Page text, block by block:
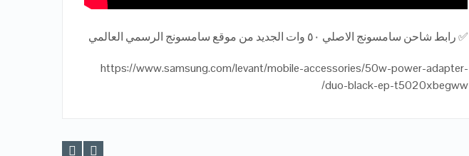
✅ رابط شاحن سامسونج الاصلي ٥٠ وات الجديد من موقع سامسونج الرسمي العالمي
https://www.samsung.com/levant/mobile-accessories/50w-power-adapter-
duo-black-ep-t5020xbegww/